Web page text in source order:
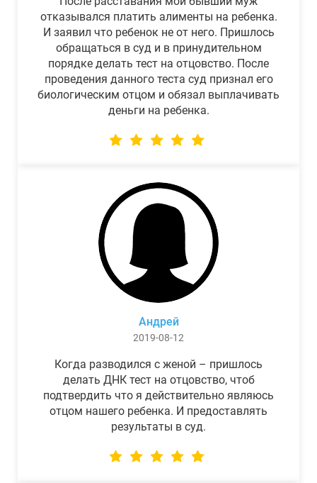
отказывался платить алименты на ребенка.
И заявил что ребенок не от него. Пришлось
обращаться в суд и в принудительном
порядке делать тест на отцовство. После
проведения данного теста суд признал его
биологическим отцом и обязал выплачивать
деньги на ребенка.
Андрей
2019-08-12
Когда разводился с женой – пришлось
делать ДНК тест на отцовство, чтоб
подтвердить что я действительно являюсь
отцом нашего ребенка. И предоставлять
результаты в суд.